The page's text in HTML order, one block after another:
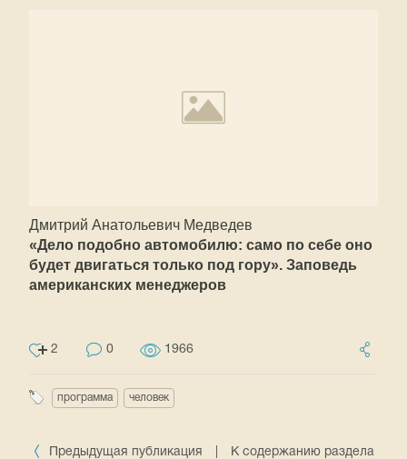
Дмитрий Анатольевич Медведев
«Дело подобно автомобилю: само по себе оно
будет двигаться только под гору». Заповедь
американских менеджеров
2 0 1966
программа человек
Предыдущая публикация
К содержанию раздела